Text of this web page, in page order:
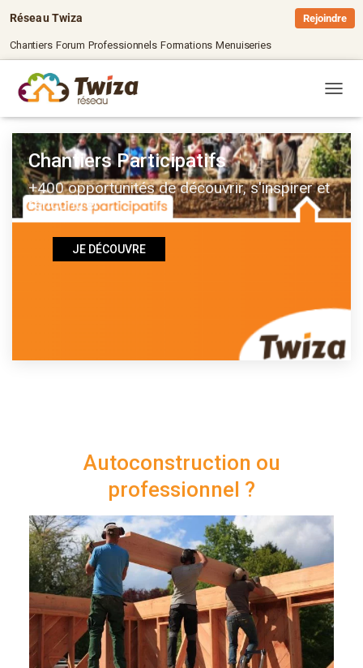
Réseau Twiza
Chantiers Forum Professionnels Formations Menuiseries
Rejoindre
Chantiers Participatifs
+400 opportunités de découvrir, s'inspirer et
rencontrer
JE DÉCOUVRE
Autoconstruction ou
professionnel ?